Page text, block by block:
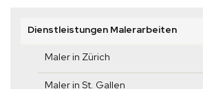
Dienstleistungen Malerarbeiten
Maler in Zürich
Maler in St. Gallen